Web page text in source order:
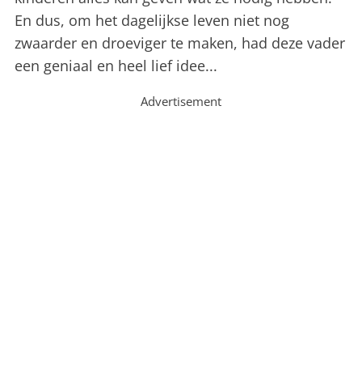
En dus, om het dagelijkse leven niet nog
zwaarder en droeviger te maken, had deze vader
een geniaal en heel lief idee...
Advertisement